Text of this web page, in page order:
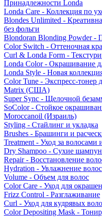
Принадлежности Londa
Londa Care - Коллекция по
Blondes Unlimited -
без фольги
Blondoran Blonding Powder -
Color Switch - Оттеночная
Curl & Londa Form -
Londa Color - Окрашивание
Londa Style - Новая
Color Tune - Экспресс-тонер
Matrix (США)
Super Sync - Щелочной
SoColor - Стойкое
Moroccanoil (Израиль)
Styling - Стайлинг и укладка
Brushes - Брашинги и
Treatment - Уход за волосами
Dry Shampoo - Сухие
Repair - Восстановление
Hydration - Увлажнение волос
Volume - Объем для волос
Color Care - Уход для
Frizz Control - Разглаживание
Curl - Уход для кудрявых
Color Depositing Mask -